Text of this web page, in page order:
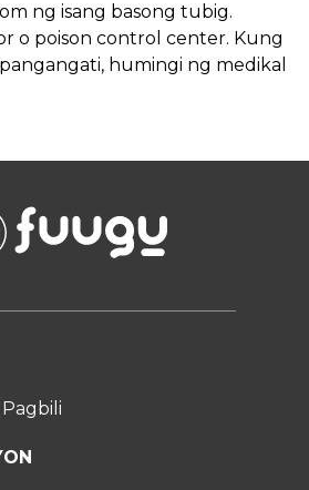
ng isang basong tubig.
o poison control center. Kung
humingi ng medikal